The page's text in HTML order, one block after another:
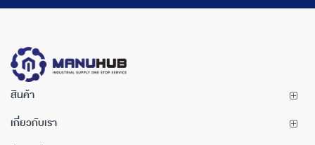
สินค้า
เกี่ยวกับเรา